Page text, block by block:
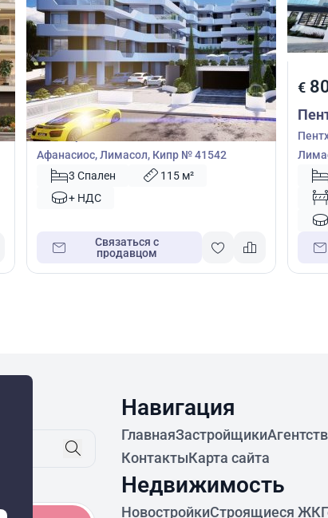
€810 000
Пентхаус
Пентхаус с 3 спальнями в Агиос
Афанасиос, Лимасол, Кипр № 41542
3 Спален
115 м²
+ НДС
Связаться с
продавцом
€
Навигация
ГлавнаяЗастройщики
КонтактыКарта сайта
Недвижимость
НовостройкиСтроящиеся ЖК